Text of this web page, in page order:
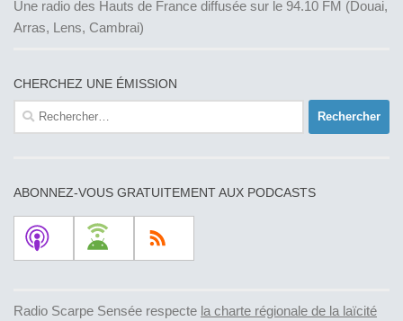
Une radio des Hauts de France diffusée sur le 94.10 FM (Douai,
Arras, Lens, Cambrai)
CHERCHEZ UNE ÉMISSION
Rechercher :
ABONNEZ-VOUS GRATUITEMENT AUX PODCASTS
Radio Scarpe Sensée respecte la charte régionale de la laïcité